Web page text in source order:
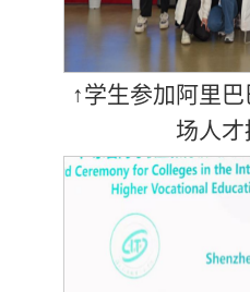
↑学生参加阿里
场人